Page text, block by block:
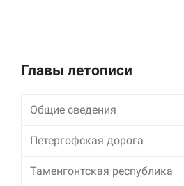
Главы летописи
Общие сведения
Петергофская дорога
Таменгонтская республика